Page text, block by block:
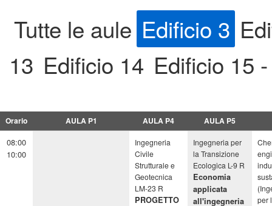
Tutte le aule Edificio 3
13 Edificio 14 Edificio 15
Orario AULA P1 AULA P4 AULA P5
08:00
10:00
Ingegneria
Civile
Strutturale e
Geotecnica
LM-23 R
PROGETTO
Ingegneria per
la Transizione
Ecologica L-9 R
Economia
applicata
all'ingegneria
per